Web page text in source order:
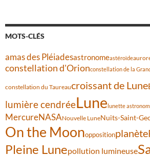
MOTS-CLÉS
amas des Pléiadesastronomeastéroïde
constellation d'Orionconstellation de la
constellation du Taureaucroissant de Lune
lumière cendréeLune lunette
MercureNASANouvelle LuneNuits-Saint-
On the Moonoppositionplanète
Pleine Lunepollution lumineuse